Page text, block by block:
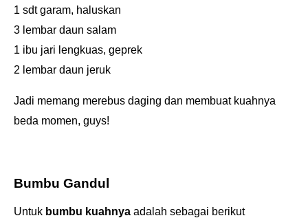
1 sdt garam, haluskan
3 lembar daun salam
1 ibu jari lengkuas, geprek
2 lembar daun jeruk
Jadi memang merebus daging dan membuat kuahnya
beda momen, guys!
Bumbu Gandul
Untuk bumbu kuahnya adalah sebagai berikut